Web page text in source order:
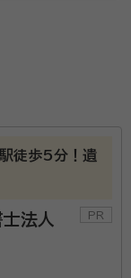
駅徒歩5分！遺
法人